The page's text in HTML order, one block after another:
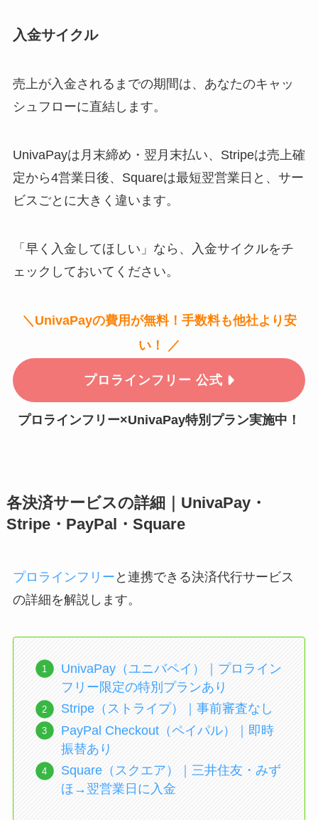
入金サイクル
売上が入金されるまでの期間は、あなたのキャッ
シュフローに直結します。
UnivaPayは月末締め・翌月末払い、Stripeは売上確
定から4営業日後、Squareは最短翌営業日と、サー
ビスごとに大きく違います。
「早く入金してほしい」なら、入金サイクルをチ
ェックしておいてください。
＼UnivaPayの費用が無料！手数料も他社より安
い！ ／
プロラインフリー 公式
プロラインフリー×UnivaPay特別プラン実施中！
各決済サービスの詳細｜UnivaPay・
Stripe・PayPal・Square
プロラインフリー と連携できる決済代行サービス
の詳細を解説します。
UnivaPay（ユニバペイ）｜プロライン
フリー限定の特別プランあり
Stripe（ストライプ）｜事前審査なし
PayPal Checkout（ペイパル）｜即時
振替あり
Square（スクエア）｜三井住友・みず
ほ→翌営業日に入金